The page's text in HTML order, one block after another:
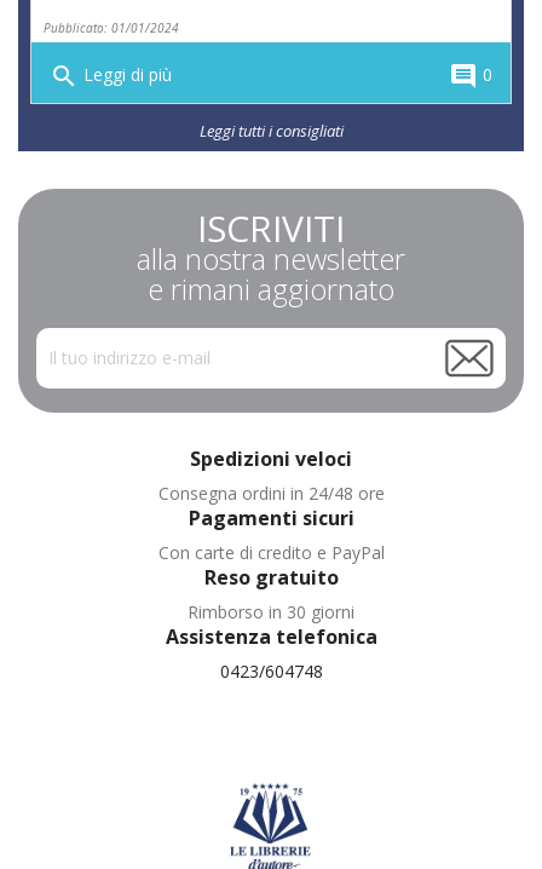
Pubblicato: 01/01/2024
search Leggi di più comment 0
Leggi tutti i consigliati
ISCRIVITI
alla nostra newsletter
e rimani aggiornato
Spedizioni veloci
Consegna ordini in 24/48 ore
Pagamenti sicuri
Con carte di credito e PayPal
Reso gratuito
Rimborso in 30 giorni
Assistenza telefonica
0423/604748